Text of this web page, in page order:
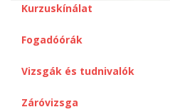
Kurzuskínálat
Fogadóórák
Vizsgák és tudnivalók
Záróvizsga